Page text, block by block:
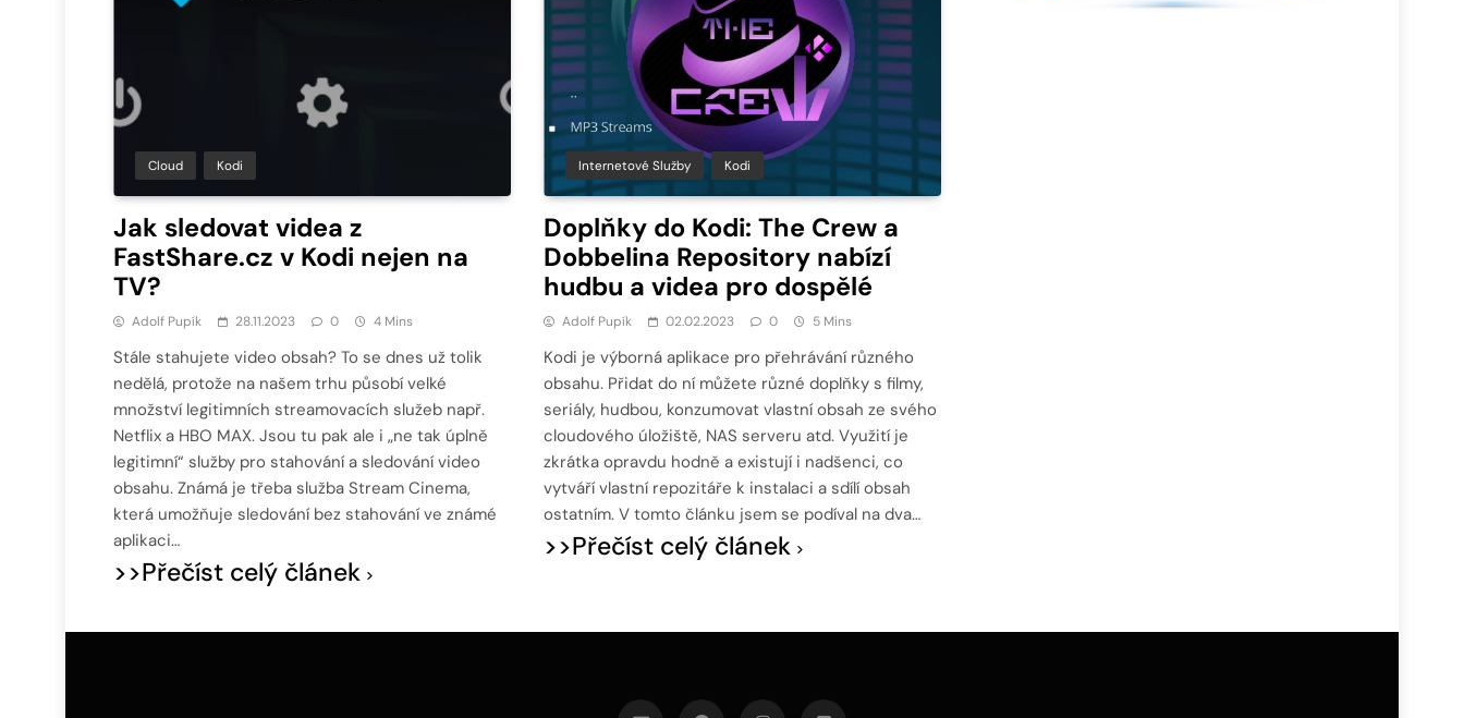
Cloud Kodi
Jak sledovat videa z
FastShare.cz v Kodi nejen na
TV?
Adolf Pupík 28.11.2023 0 4 Mins
Stále stahujete video obsah? To se dnes už tolik
nedělá, protože na našem trhu působí velké
množství legitimních streamovacích služeb např.
Netflix a HBO MAX. Jsou tu pak ale i „ne tak úplně
legitimní“ služby pro stahování a sledování video
obsahu. Známá je třeba služba Stream Cinema,
která umožňuje sledování bez stahování ve známé
aplikaci…
>>Přečíst celý článek
Internetové Služby Kodi
Doplňky do Kodi: The Crew a
Dobbelina Repository nabízí
hudbu a videa pro dospělé
Adolf Pupík 02.02.2023 0 5 Mins
Kodi je výborná aplikace pro přehrávání různého
obsahu. Přidat do ní můžete různé doplňky s filmy,
seriály, hudbou, konzumovat vlastní obsah ze svého
cloudového úložiště, NAS serveru atd. Využití je
zkrátka opravdu hodně a existují i nadšenci, co
vytváří vlastní repozitáře k instalaci a sdílí obsah
ostatním. V tomto článku jsem se podíval na dva…
>>Přečíst celý článek